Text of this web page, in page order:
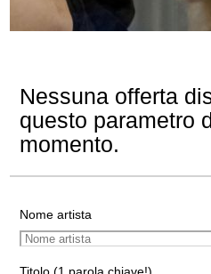
Nessuna offerta
questo parametro
momento.
Nome artista
Titolo (1 parola chiave!)